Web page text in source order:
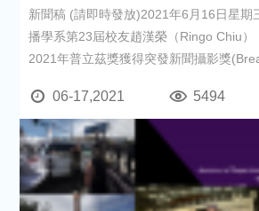
新聞稿 (請即時發放)2021年6月16日星期
播學系第23屆校友趙漢榮（Ringo Chiu）
2021年普立茲獎獲得突發新聞攝影獎
06-17,2021 5494